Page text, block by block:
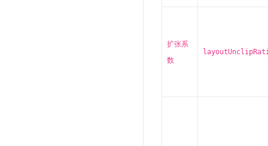
扩张系
数